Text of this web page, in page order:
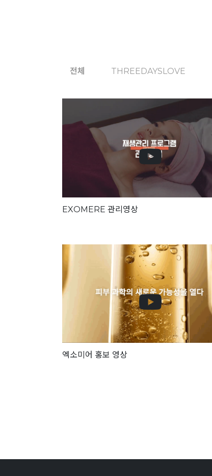
전체 THREEDAYSLOVE
EXOMERE 관리영상
엑소미어 홍보 영상